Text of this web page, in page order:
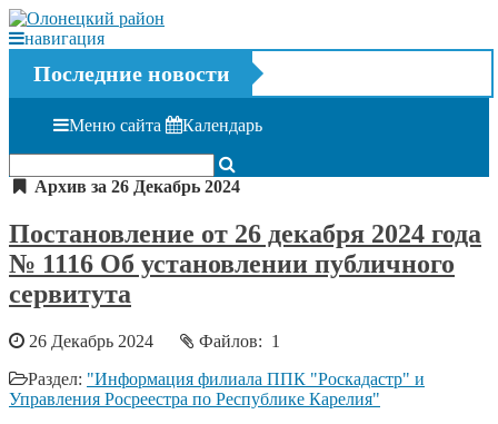
навигация
Последние новости
Меню сайта Календарь
Архив за 26 Декабрь 2024
Постановление от 26 декабря 2024 года
№ 1116 Об установлении публичного
сервитута
26 Декабрь 2024
Файлов: 1
Раздел: "Информация филиала ППК "Роскадастр" и
Управления Росреестра по Республике Карелия"